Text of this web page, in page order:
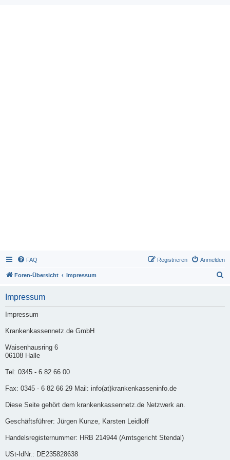
FAQ Anmelden
Registrieren
Foren-Übersicht Impressum
Impressum
Impressum
Krankenkassennetz.de GmbH
Waisenhausring 6
06108 Halle
Tel: 0345 - 6 82 66 00
Fax: 0345 - 6 82 66 29 Mail: info(at)krankenkasseninfo.de
Diese Seite gehört dem krankenkassennetz.de Netzwerk an.
Geschäftsführer: Jürgen Kunze, Karsten Leidloff
Handelsregisternummer: HRB 214944 (Amtsgericht Stendal)
USt-IdNr.: DE235828638